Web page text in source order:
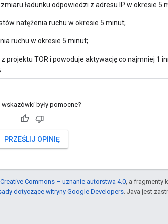
ładunku odpowiedzi z adresu IP w okresie 5
natężenia ruchu w okresie 5 minut;
ruchu w okresie 5 minut;
projektu TOR i powoduje aktywację co najmniej 1
wskazówki były pomocne?
PRZEŚLIJ OPINIĘ
Commons – uznanie autorstwa 4.0, a fragmenty
dotyczące witryny Google Developers. Java jest